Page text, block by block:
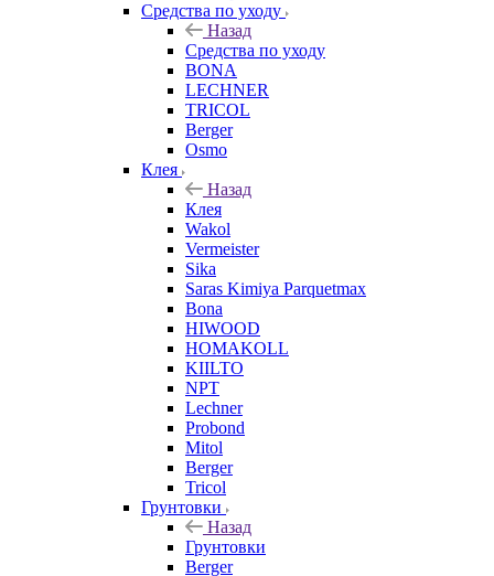
Средства по уходу
Назад
Средства по уходу
BONA
LECHNER
TRICOL
Berger
Osmo
Клея
Назад
Клея
Wakol
Vermeister
Sika
Saras Kimiya Parquetmax
Bona
HIWOOD
HOMAKOLL
KIILTO
NPT
Lechner
Probond
Mitol
Berger
Tricol
Грунтовки
Назад
Грунтовки
Berger